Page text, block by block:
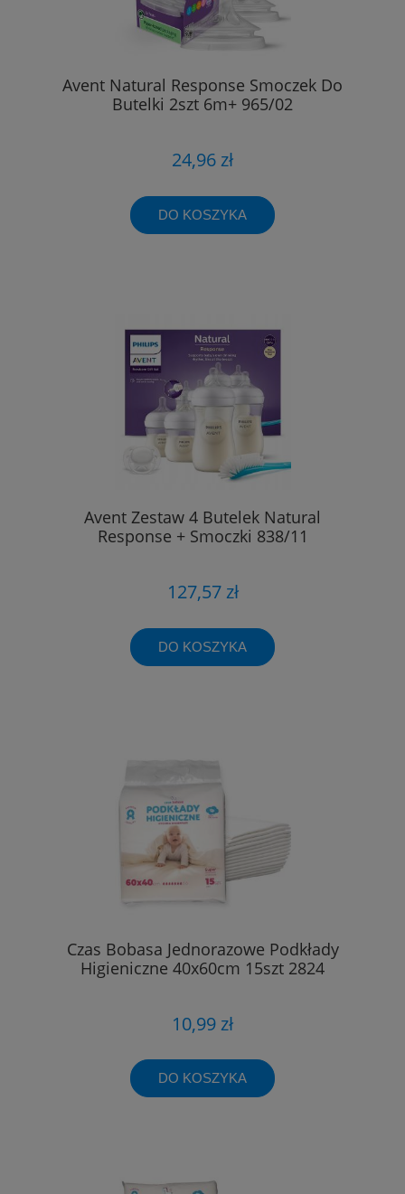
Avent Natural Response Smoczek Do
Butelki 2szt 6m+ 965/02
24,96 zł
DO KOSZYKA
Avent Zestaw 4 Butelek Natural
Response + Smoczki 838/11
127,57 zł
DO KOSZYKA
Czas Bobasa Jednorazowe Podkłady
Higieniczne 40x60cm 15szt 2824
10,99 zł
DO KOSZYKA